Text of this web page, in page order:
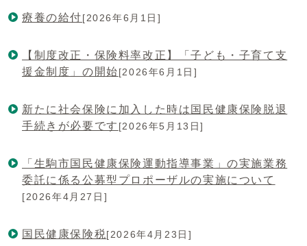
療養の給付[2026年6月1日]
【制度改正・保険料率改正】「子ども・子育て支
援金制度」の開始[2026年6月1日]
新たに社会保険に加入した時は国民健康保険脱退
手続きが必要です [2026年5月13日]
「生駒市国民健康保険運動指導事業」の実施業務
委託に係る公募型プロポーザルの実施について
[2026年4月27日]
国民健康保険税[2026年4月23日]